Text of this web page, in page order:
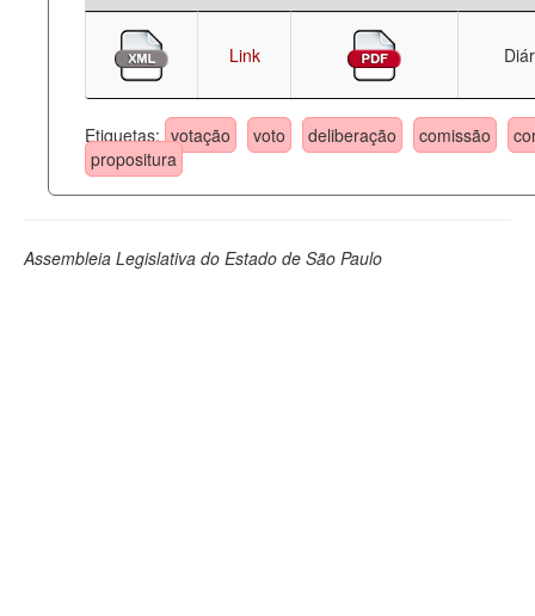
Administração
Legislação
Perguntas frequentes
Link
Etiquetas: votação voto deliberação comissão
propositura
Assembleia Legislativa do Estado de São Paulo